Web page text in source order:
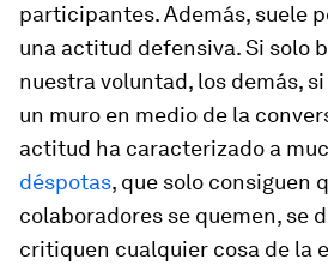
participantes. Además, suele
una actitud defensiva. Si solo
nuestra voluntad, los demás,
un muro en medio de la
actitud ha caracterizado a
déspotas, que solo consiguen
colaboradores se quemen, se
critiquen cualquier cosa de la